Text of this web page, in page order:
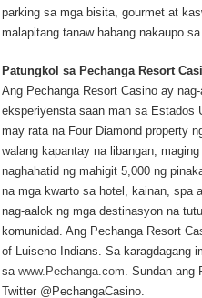
parking sa mga bisita, gourmet at
malapitang tanaw habang nakaupo
Patungkol sa Pechanga Resort
Ang Pechanga Resort Casino ay
eksperiyensta saan man sa Estados
may rata na Four Diamond property
walang kapantay na libangan,
naghahatid ng mahigit 5,000 ng
na mga kwarto sa hotel, kainan, spa
nag-aalok ng mga destinasyon na
komunidad. Ang Pechanga Resort
of Luiseno Indians. Sa karagdagang
sa www.Pechanga.com. Sundan ang
Twitter @PechangaCasino.